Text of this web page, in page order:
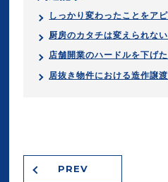
しっかり変わったことをア
厨房のカタチは変えられない
店舗開業のハードルを下げ
居抜き物件における造作譲
PREV